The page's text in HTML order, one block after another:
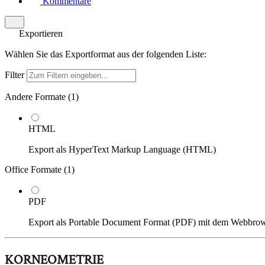
Exportieren
Wählen Sie das Exportformat aus der folgenden Liste:
Filter
Andere Formate (1)
HTML
Export als HyperText Markup Language (HTML)
Office Formate (1)
PDF
Export als Portable Document Format (PDF) mit dem
KORNEOMETRIE